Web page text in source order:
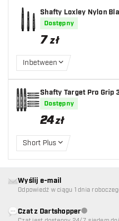
Shafty Loxley Nylon
Dostępny
7 zł
Inbetween
Shafty Target Pro Grip
Dostępny
24zł
Short Plus
Wyślij e-mail
Odpowiedź w ciągu 1 dnia
Czat z DartshopperObsługa